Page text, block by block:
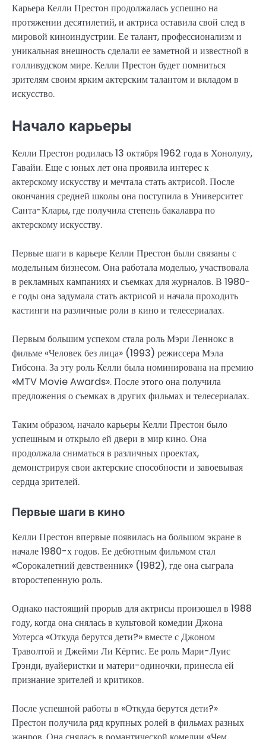
Карьера Келли Престон продолжалась успешно на
протяжении десятилетий, и актриса оставила свой след в
мировой киноиндустрии. Ее талант, профессионализм и
уникальная внешность сделали ее заметной и известной в
голливудском мире. Келли Престон будет помниться
зрителям своим ярким актерским талантом и вкладом в
искусство.
Начало карьеры
Келли Престон родилась 13 октября 1962 года в Хонолулу,
Гавайи. Еще с юных лет она проявила интерес к
актерскому искусству и мечтала стать актрисой. После
окончания средней школы она поступила в Университет
Санта-Клары, где получила степень бакалавра по
актерскому искусству.
Первые шаги в карьере Келли Престон были связаны с
модельным бизнесом. Она работала моделью, участвовала
в рекламных кампаниях и съемках для журналов. В 1980-
е годы она задумала стать актрисой и начала проходить
кастинги на различные роли в кино и телесериалах.
Первым большим успехом стала роль Мэри Леннокс в
фильме «Человек без лица» (1993) режиссера Мэла
Гибсона. За эту роль Келли была номинирована на премию
«MTV Movie Awards». После этого она получила
предложения о съемках в других фильмах и телесериалах.
Таким образом, начало карьеры Келли Престон было
успешным и открыло ей двери в мир кино. Она
продолжала сниматься в различных проектах,
демонстрируя свои актерские способности и завоевывая
сердца зрителей.
Первые шаги в кино
Келли Престон впервые появилась на большом экране в
начале 1980-х годов. Ее дебютным фильмом стал
«Сорокалетний девственник» (1982), где она сыграла
второстепенную роль.
Однако настоящий прорыв для актрисы произошел в 1988
году, когда она снялась в культовой комедии Джона
Уотерса «Откуда берутся дети?» вместе с Джоном
Траволтой и Джейми Ли Кёртис. Ее роль Мари-Луис
Грэнди, вуайеристки и матери-одиночки, принесла ей
признание зрителей и критиков.
После успешной работы в «Откуда берутся дети?»
Престон получила ряд крупных ролей в фильмах разных